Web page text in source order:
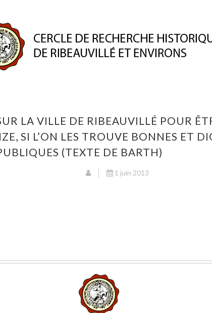
LA VILLE DE RIBEAUVILLÉ POUR
SI L’ON LES TROUVE BONNES ET
(TEXTE DE BARTH)
1 juin 2013